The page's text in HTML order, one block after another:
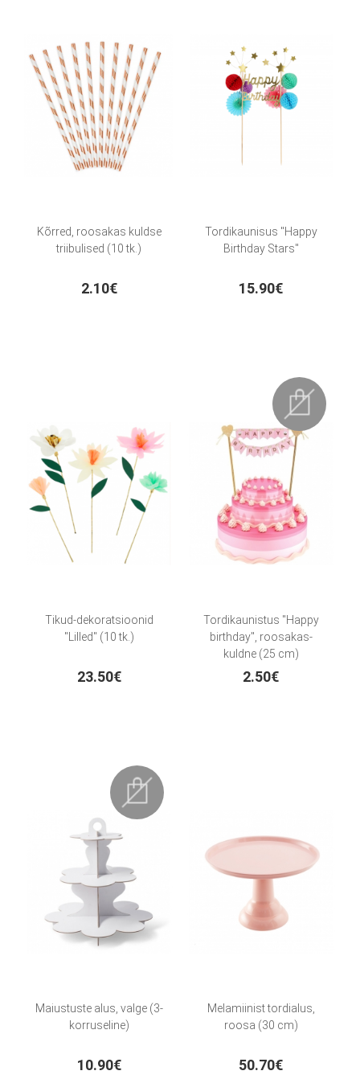
Kõrred, roosakas kuldse
triibulised (10 tk.)
2.10€
Tordikaunisus "Happy
Birthday Stars"
15.90€
Tikud-dekoratsioonid
"Lilled" (10 tk.)
23.50€
Tordikaunistus "Happy
birthday", roosakas-
kuldne (25 cm)
2.50€
Maiustuste alus, valge (3-
korruseline)
10.90€
Melamiinist tordialus,
roosa (30 cm)
50.70€